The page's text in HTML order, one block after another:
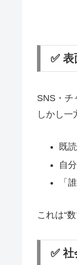
✅
SNS・チ
しかし一
既
自
「
これは“
✅